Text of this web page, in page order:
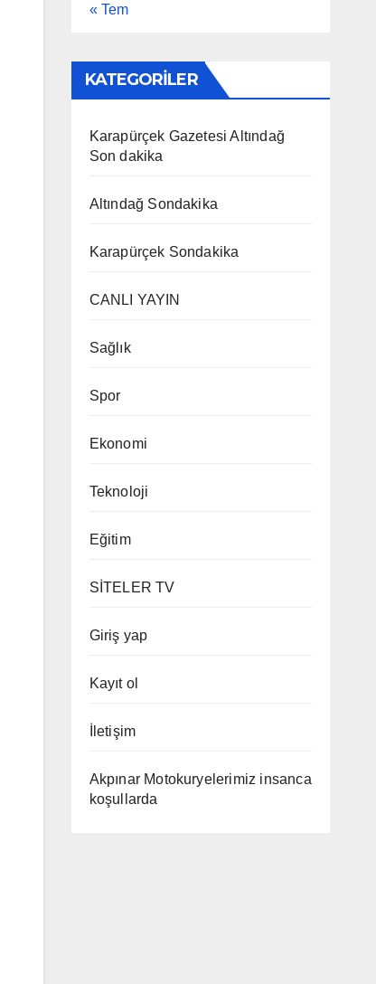
« Tem
KATEGORİLER
Karapürçek Gazetesi Altındağ
Son dakika
Altındağ Sondakika
Karapürçek Sondakika
CANLI YAYIN
Sağlık
Spor
Ekonomi
Teknoloji
Eğitim
SİTELER TV
Giriş yap
Kayıt ol
İletişim
Akpınar Motokuryelerimiz insanca
koşullarda